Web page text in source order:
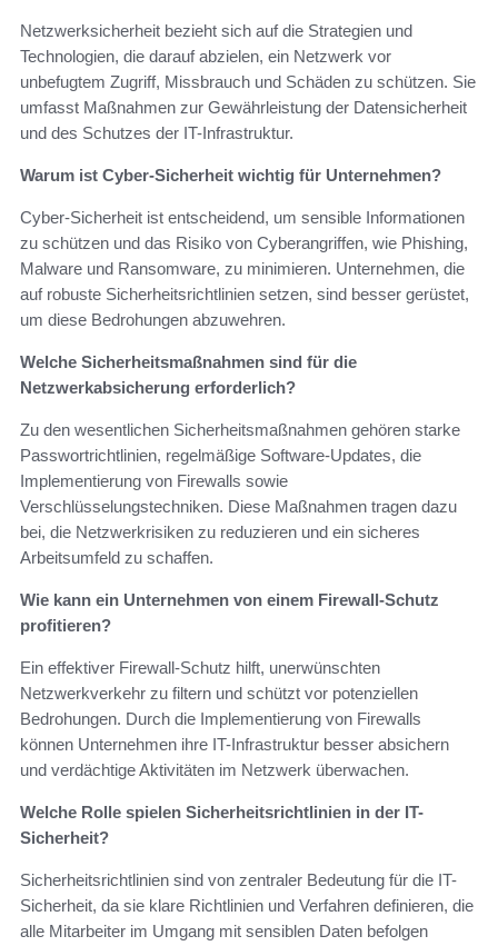
Netzwerksicherheit bezieht sich auf die Strategien und
Technologien, die darauf abzielen, ein Netzwerk vor
unbefugtem Zugriff, Missbrauch und Schäden zu schützen. Sie
umfasst Maßnahmen zur Gewährleistung der Datensicherheit
und des Schutzes der IT-Infrastruktur.
Warum ist Cyber-Sicherheit wichtig für Unternehmen?
Cyber-Sicherheit ist entscheidend, um sensible Informationen
zu schützen und das Risiko von Cyberangriffen, wie Phishing,
Malware und Ransomware, zu minimieren. Unternehmen, die
auf robuste Sicherheitsrichtlinien setzen, sind besser gerüstet,
um diese Bedrohungen abzuwehren.
Welche Sicherheitsmaßnahmen sind für die
Netzwerkabsicherung erforderlich?
Zu den wesentlichen Sicherheitsmaßnahmen gehören starke
Passwortrichtlinien, regelmäßige Software-Updates, die
Implementierung von Firewalls sowie
Verschlüsselungstechniken. Diese Maßnahmen tragen dazu
bei, die Netzwerkrisiken zu reduzieren und ein sicheres
Arbeitsumfeld zu schaffen.
Wie kann ein Unternehmen von einem Firewall-Schutz
profitieren?
Ein effektiver Firewall-Schutz hilft, unerwünschten
Netzwerkverkehr zu filtern und schützt vor potenziellen
Bedrohungen. Durch die Implementierung von Firewalls
können Unternehmen ihre IT-Infrastruktur besser absichern
und verdächtige Aktivitäten im Netzwerk überwachen.
Welche Rolle spielen Sicherheitsrichtlinien in der IT-
Sicherheit?
Sicherheitsrichtlinien sind von zentraler Bedeutung für die IT-
Sicherheit, da sie klare Richtlinien und Verfahren definieren, die
alle Mitarbeiter im Umgang mit sensiblen Daten befolgen